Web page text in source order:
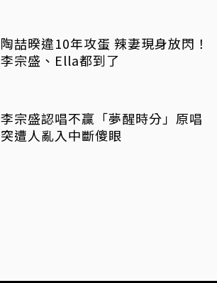
陶喆暌違10年攻蛋 辣妻現身放閃！
李宗盛、Ella都到了
李宗盛認唱不贏「夢醒時分」原唱
突遭人亂入中斷傻眼